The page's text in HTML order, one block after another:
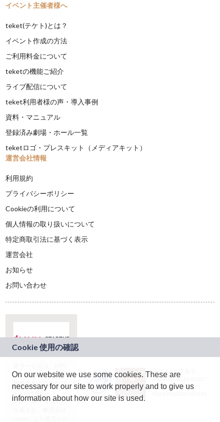
イベント主催者様へ
teket(テケト)とは？
イベント作成の方法
ご利用料金について
teketの機能ご紹介
ライブ配信について
teket利用者様の声・導入事例
資料・マニュアル
登録済み劇場・ホール一覧
teketロゴ・プレスキット（メディアキット）
運営会社情報
利用規約
プライバシーポリシー
Cookieの利用について
個人情報の取り扱いについて
特定商取引法に基づく表示
運営会社
お知らせ
お問い合わせ
ドコモグループの新
規事業創出プログラ
ム「docomo
STARTUP」を通じて
JASRAC許諾番号：
9024936001Y45037
JASRAC許諾番号：
On our website we use some cookies. These are
necessary for our site to work properly and to give us
information about how our site is used.